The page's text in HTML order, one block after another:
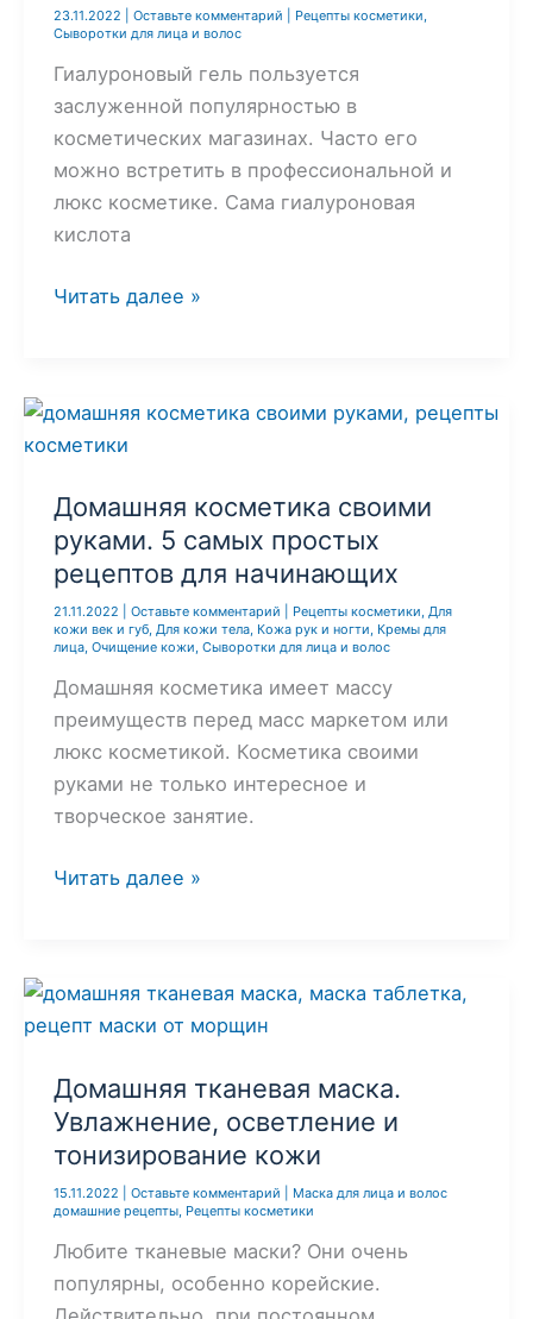
2
23.11.2022 Оставьте комментарий Рецепты косметики,
Сыворотки для лица и волос
Гиалуроновый гель пользуется
заслуженной популярностью в
косметических магазинах. Часто его
можно встретить в профессиональной и
люкс косметике. Сама гиалуроновая
кислота
Как
гель
для
своими
руками:
мощное
увлажнение
+
рецепт
Читать далее »
Домашняя косметика своими
руками. 5 самых простых
рецептов для начинающих
21.11.2022 Оставьте комментарий Рецепты косметики, Для
кожи век и губ, Для кожи тела, Кожа рук и ногти, Кремы для
лица, Очищение кожи, Сыворотки для лица и волос
Домашняя косметика имеет массу
преимуществ перед масс маркетом или
люкс косметикой. Косметика своими
руками не только интересное и
творческое занятие.
Домашняя
5
самых
рецептов
для
начинающих
Читать далее »
Домашняя тканевая маска.
Увлажнение, осветление и
тонизирование кожи
15.11.2022 Оставьте комментарий
Маска для лица и волос
домашние рецепты, Рецепты косметики
Любите тканевые маски? Они очень
популярны, особенно корейские.